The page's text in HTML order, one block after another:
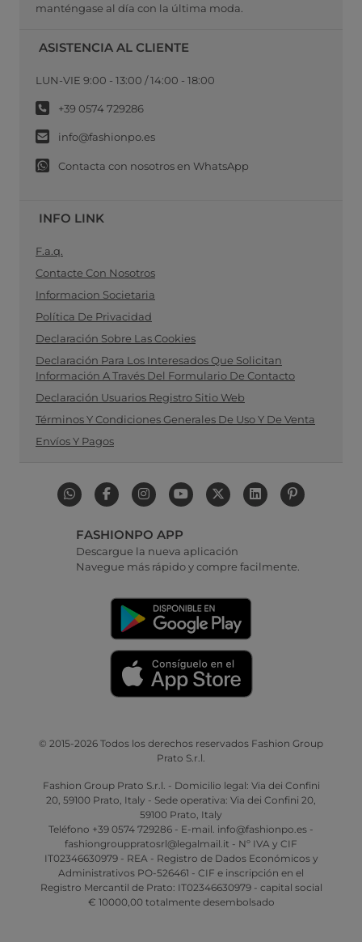
manténgase al día con la última moda.
ASISTENCIA AL CLIENTE
LUN-VIE 9:00 - 13:00 / 14:00 - 18:00
+39 0574 729286
info@fashionpo.es
Contacta con nosotros en WhatsApp
INFO LINK
F.a.q.
Contacte Con Nosotros
Informacion Societaria
Política De Privacidad
Declaración Sobre Las Cookies
Declaración Para Los Interesados Que Solicitan
Información A Través Del Formulario De Contacto
Declaración Usuarios Registro Sitio Web
Términos Y Condiciones Generales De Uso Y De Venta
Envíos Y Pagos
FASHIONPO APP
Descargue la nueva aplicación
Navegue más rápido y compre facilmente.
© 2015-2026 Todos los derechos reservados Fashion Group
Prato S.r.l.
Fashion Group Prato S.r.l. - Domicilio legal: Via dei Confini
20, 59100 Prato, Italy - Sede operativa: Via dei Confini 20,
59100 Prato, Italy
Teléfono +39 0574 729286 - E-mail. info@fashionpo.es -
fashiongrouppratosrl@legalmail.it - Nº IVA y CIF
IT02346630979 - REA - Registro de Dados Económicos y
Administrativos PO-526461 - CIF e inscripción en el
Registro Mercantil de Prato: IT02346630979 - capital social
€ 10000,00 totalmente desembolsado